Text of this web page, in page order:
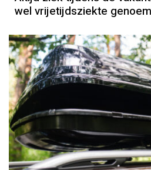
wel vrijetijdsziekte